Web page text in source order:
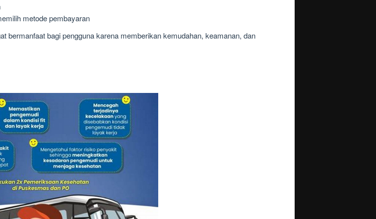
metode pembayaran
bermanfaat bagi pengguna karena memberikan kemudahan, keamanan, dan